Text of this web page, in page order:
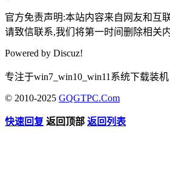
官方免责声明:本站内容来自网友和互
请致信联系,我们将第一时间删除相关
Powered by Discuz!
专注于win7_win10_win11系统下载装机
© 2010-2025 GQGTPC.Com
快速回复 返回顶部 返回列表